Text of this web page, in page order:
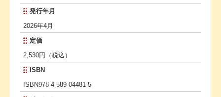
発行年月
2026年4月
定価
2,530円（税込）
ISBN
ISBN978-4-589-04481-5